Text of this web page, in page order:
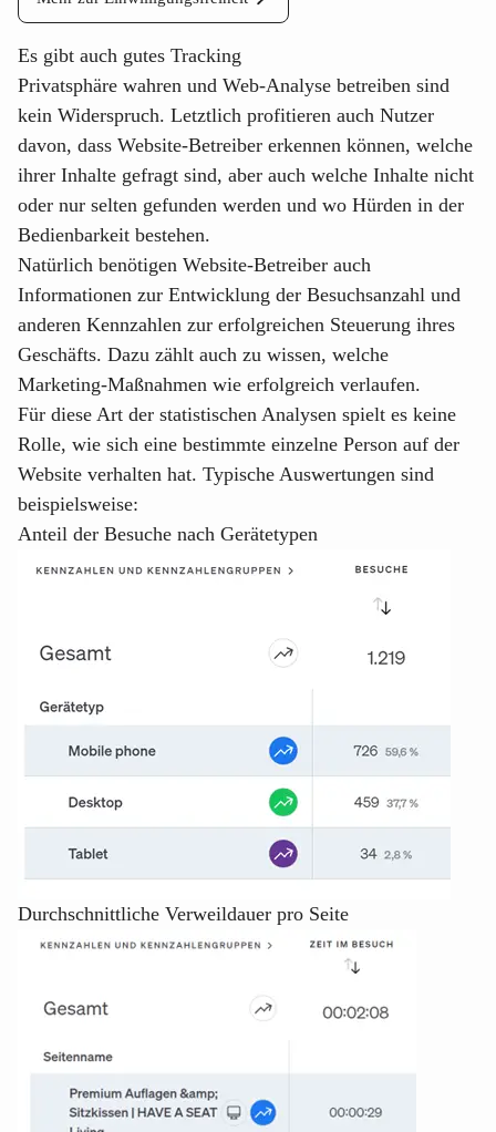
Es gibt auch gutes Tracking
Privatsphäre wahren und Web-Analyse betreiben sind
kein Widerspruch. Letztlich profitieren auch Nutzer
davon, dass Website-Betreiber erkennen können, welche
ihrer Inhalte gefragt sind, aber auch welche Inhalte nicht
oder nur selten gefunden werden und wo Hürden in der
Bedienbarkeit bestehen.
Natürlich benötigen Website-Betreiber auch
Informationen zur Entwicklung der Besuchsanzahl und
anderen Kennzahlen zur erfolgreichen Steuerung ihres
Geschäfts. Dazu zählt auch zu wissen, welche
Marketing-Maßnahmen wie erfolgreich verlaufen.
Für diese Art der statistischen Analysen spielt es keine
Rolle, wie sich eine bestimmte einzelne Person auf der
Website verhalten hat. Typische Auswertungen sind
beispielsweise:
Anteil der Besuche nach Gerätetypen
Durchschnittliche Verweildauer pro Seite